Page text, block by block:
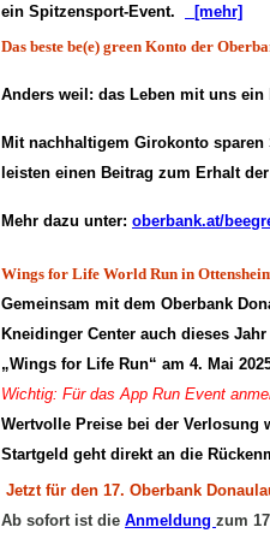
ein Spitzensport-Event.
[mehr]
Das beste be(e) green Konto der
Anders weil: das Leben mit uns
Mit nachhaltigem Girokonto
leisten einen Beitrag zum Erhalt
Mehr dazu unter: oberbank.at/
Wings for Life World Run in
Gemeinsam mit dem Oberbank
Kneidinger Center auch dieses
„Wings for Life Run“ am 4. Mai
Wichtig: Für das App Run Event
Wertvolle Preise bei der Verlosung
Startgeld geht direkt an die
Jetzt für den 17. Oberbank
Ab sofort ist die Anmeldung zum